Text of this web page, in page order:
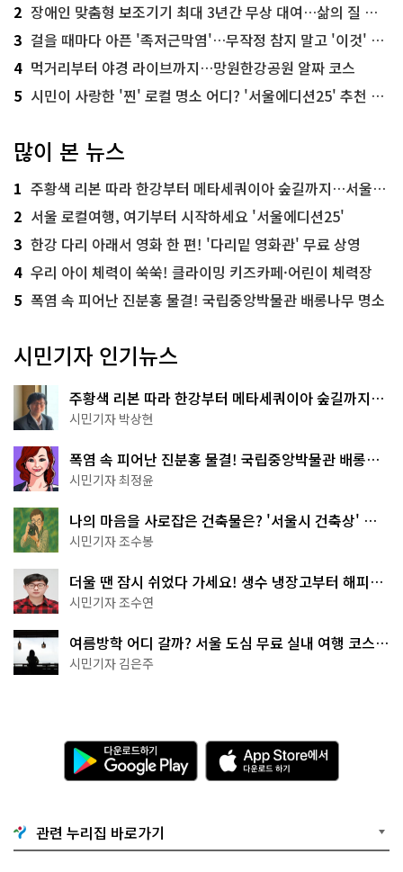
2 장애인 맞춤형 보조기기 최대 3년간 무상 대여…삶의 질 높인다
3 걸을 때마다 아픈 '족저근막염'…무작정 참지 말고 '이것' 해보세요!
4 먹거리부터 야경 라이브까지…망원한강공원 알짜 코스
5 시민이 사랑한 '찐' 로컬 명소 어디? '서울에디션25' 추천 코스
많이 본 뉴스
1 주황색 리본 따라 한강부터 메타세쿼이아 숲길까지…서울둘레길 15코스
2 서울 로컬여행, 여기부터 시작하세요 '서울에디션25'
3 한강 다리 아래서 영화 한 편! '다리밑 영화관' 무료 상영
4 우리 아이 체력이 쑥쑥! 클라이밍 키즈카페·어린이 체력장
5 폭염 속 피어난 진분홍 물결! 국립중앙박물관 배롱나무 명소
시민기자 인기뉴스
주황색 리본 따라 한강부터 메타세쿼이아 숲길까지…
서울둘레길 15코스
시민기자 박상현
폭염 속 피어난 진분홍 물결! 국립중앙박물관 배롱나
무 명소
시민기자 최정윤
나의 마음을 사로잡은 건축물은? '서울시 건축상' 수
상작 공개!
시민기자 조수봉
더울 땐 잠시 쉬었다 가세요! 생수 냉장고부터 해피소
·무더위쉼터까지
시민기자 조수연
여름방학 어디 갈까? 서울 도심 무료 실내 여행 코스
추천
시민기자 김은주
다
운
로
기
G
o
A
p
p
e
관련 누리집 바로가기